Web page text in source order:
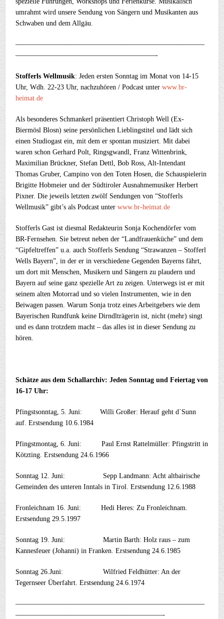
umrahmt wird unsere Sendung von Sängern und Musikanten aus
Schwaben und dem Allgäu.
———————————————————————————
————————————————————-
Stofferls Wellmusik: Jeden ersten Sonntag im Monat von 14-15
Uhr, Wdh. 22-23 Uhr, nachzuhören / Podcast unterwww.br-
heimat.de
Als besonderes Schmankerl präsentiert Christoph Well (Ex-
Biermösl Blosn) seine persönlichen Lieblingstitel und lädt sich
einen Studiogast ein, mit dem er spontan musiziert. Mit dabei
waren schon Gerhard Polt, Ringsgwandl, Franz Wittenbrink,
Maximilian Brückner, Stefan Dettl, Bob Ross, Alt-Intendant
Thomas Gruber, Campino von den Toten Hosen, die Schauspielerin
Brigitte Hobmeier und der Südtiroler Ausnahmemusiker Herbert
Pixner. Die jeweils letzten zwölf Sendungen von “Stofferls
Wellmusik” gibt’s als Podcast unterwww.br-heimat.de
Stofferls Gast ist diesmal Redakteurin Sonja Kochendörfer vom
BR-Fernsehen. Sie betreut neben der “Landfrauenküche” und dem
“Gipfeltreffen” u.a. auch Stofferls Sendung “Strawanzen – Stofferl
Wells Bayern”, in der er in verschiedene Gegenden Bayerns fährt,
um dort mit Menschen, Musikern und Sängern zu plaudern und
Bayern auf seine ganz spezielle Art zu zeigen. Unterwegs ist er mit
seinem alten Motorrad und so vielen Instrumenten, wie in den
Beiwagen passen. Warum Sonja trotz eines Arbeitgebers wie dem
Bayerischen Rundfunk keine Dirndlträgerin ist, nicht (mehr) singt
und es dann trotzdem macht – das alles ist in dieser Sendung zu
hören.
Schätze aus dem Schallarchiv:Jeden Sonntag und Feiertag von
16-17 Uhr:
Pfingstsonntag, 5. Juni: Willi Großer: Herauf geht d´Sunn
auf. Erstsendung 10.6.1984
Pfingstmontag, 6. Juni: Paul Ernst Rattelmüller: Pfingstritt in
Kötzting. Erstsendung 24.6.1966
Sonntag 12. Juni: Sepp Landmann: Acht altbairische
Gemeinden des unteren Inntals in Tirol. Erstsendung 12.6.1988
Fronleichnam 16. Juni: Hedi Heres: Zu Fronleichnam.
Erstsendung 29.5.1997
Sonntag 19. Juni: Martin Barth: Holz raus – zum
Kannesfeuer (Johanni) in Franken. Erstsendung 24.6.1985
Sonntag 26.Juni: Wilfried Feldhütter: An der
Tegernseer Überfahrt. Erstsendung 24.6.1974
———————————————————————————
—————————————————————-